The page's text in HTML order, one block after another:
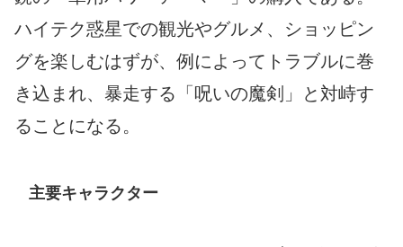
ハイテク惑星での観光やグルメ、ショッピン
グを楽しむはずが、例によってトラブルに巻
き込まれ、暴走する「呪いの魔剣」と対峙す
ることになる。
主要キャラクター